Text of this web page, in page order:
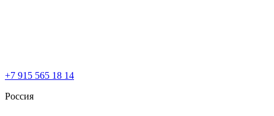
+7 915 565 18 14
Россия